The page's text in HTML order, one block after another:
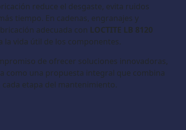
reduce el desgaste, evita ruidos
tiempo. En cadenas, engranajes y
adecuada con LOCTITE LB 8120
vida útil de los componentes.
de ofrecer soluciones innovadoras,
como una propuesta integral que combina
etapa del mantenimiento.